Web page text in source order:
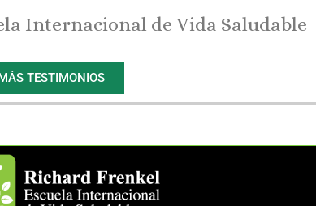
Internacional de Vida Saludable
TESTIMONIOS